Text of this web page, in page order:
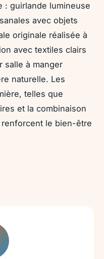
: guirlande lumineuse
avec objets
originale réalisée à
avec textiles clairs
salle à manger
naturelle. Les
telles que
et la combinaison
le bien-être